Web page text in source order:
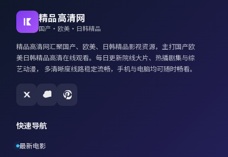
精品高清网
国产·欧美·日韩精品
精品高清网汇聚国产、欧美、日韩精品影视资源，主打国产欧
美日韩精品高清在线观看。每日更新院线大片、热播剧集与综
艺动漫， 多清晰度线路稳定流畅，手机与电脑均可随时畅看。
快速导航
最新电影